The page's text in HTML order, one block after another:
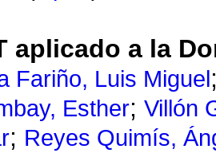
aplicado a la
Fariño, Luis Miguel
Esther; Villón
; Reyes Quimís,